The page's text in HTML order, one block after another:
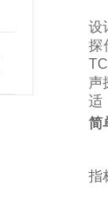
设
探
声
适
简
指